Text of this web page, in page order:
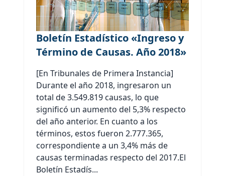
Boletín Estadístico «Ingreso y
Término de Causas. Año 2018»
[En Tribunales de Primera Instancia]
Durante el año 2018, ingresaron un
total de 3.549.819 causas, lo que
significó un aumento del 5,3% respecto
del año anterior. En cuanto a los
términos, estos fueron 2.777.365,
correspondiente a un 3,4% más de
causas terminadas respecto del 2017.El
Boletín Estadís...